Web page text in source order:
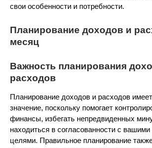
свои особенности и потребности.
Планирование доходов и
месяц
Важность планирования
расходов
Планирование доходов и расходов
значение, поскольку помогает
финансы, избегать непредвиденных
находиться в согласованности с
целями. Правильное планирование